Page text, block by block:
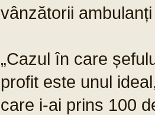
vânzătorii
„Cazul în care
profit este unul
care i-ai prins 100